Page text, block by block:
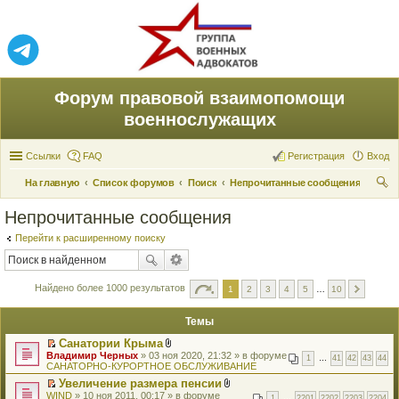
Форум правовой взаимопомощи
военнослужащих
Ссылки FAQ Вход
Регистрация
На главную Список форумов Поиск
Непрочитанные сообщения
Непрочитанные сообщения
Перейти к расширенному поиску
Найдено более 1000 результатов 1 2 3 4 5 10
Темы
П
е
р
е
й
Санатории Крыма
В
л
о
ж
е
1 41 42 43 44
Владимир Черных » 03 ноя 2020, 21:32 » в форуме
САНАТОРНО-КУРОРТНОЕ ОБСЛУЖИВАНИЕ
П
Увеличение размера пенсии
WIND » 10 ноя 2011, 00:17 » в форуме